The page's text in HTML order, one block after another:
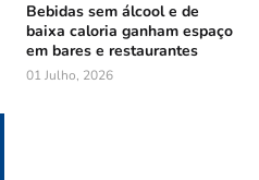
Bebidas sem álcool e de
baixa caloria ganham espaço
em bares e restaurantes
01 Julho, 2026